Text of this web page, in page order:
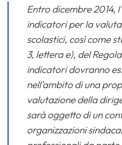
Entro dicembre 2014,
indicatori per la
scolastici, così come
3, lettera e), del
indicatori dovranno
nell’ambito di una
valutazione della
sarà oggetto di un
organizzazioni